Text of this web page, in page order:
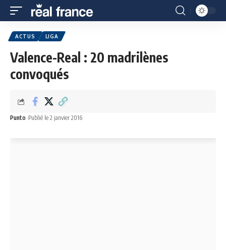
ACTUS LIGA
Valence-Real : 20 madrilènes
convoqués
Punto Publié le 2 janvier 2016